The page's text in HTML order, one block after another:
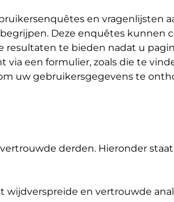
en vragenlijsten
Deze enquêtes
te bieden nadat u
via een formulier, zoals die te
uw gebruikersgegevens te
derden. Hieronder
wijdverspreide en vertrouwde